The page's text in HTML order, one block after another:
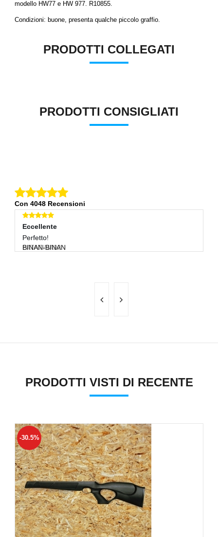
modello HW77 e HW 977. R10855.
Condizioni: buone, presenta qualche piccolo graffio.
PRODOTTI COLLEGATI
PRODOTTI CONSIGLIATI
Con 4048 Recensioni
Eccellente
Perfetto
PATATINA92
Eccellente
Perfetto!
BINAN-BINAN
PRODOTTI VISTI DI RECENTE
-30.5%